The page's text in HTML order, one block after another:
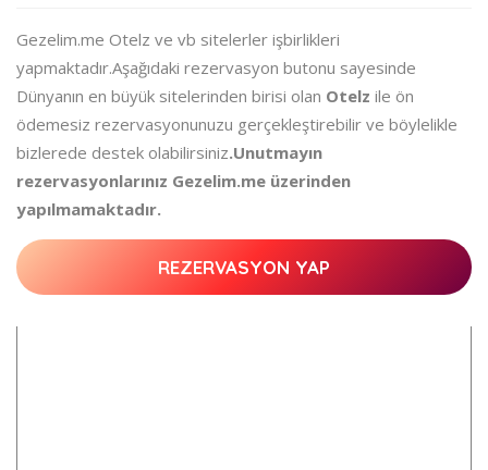
Gezelim.me Otelz ve vb sitelerler işbirlikleri
yapmaktadır.Aşağıdaki rezervasyon butonu sayesinde
Dünyanın en büyük sitelerinden birisi olan Otelz ile ön
ödemesiz rezervasyonunuzu gerçekleştirebilir ve böylelikle
bizlerede destek olabilirsiniz.Unutmayın
rezervasyonlarınız Gezelim.me üzerinden
yapılmamaktadır.
REZERVASYON YAP